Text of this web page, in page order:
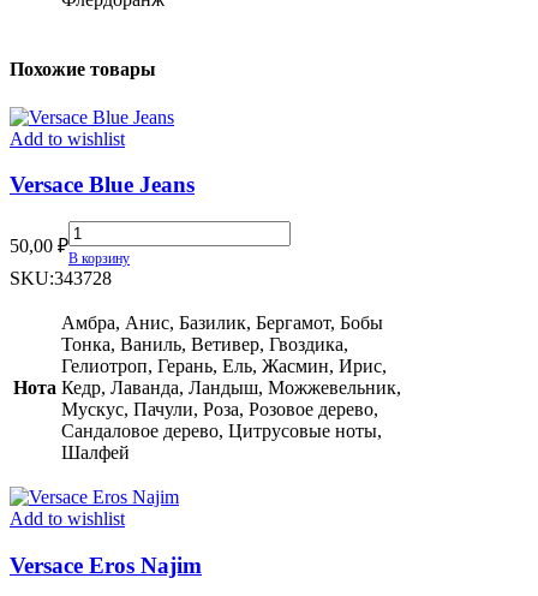
Похожие товары
Add to wishlist
Versace Blue Jeans
50,00 ₽
Versace
Blue
Jeans
В корзину
SKU:343728
Нота
Амбра, Анис, Базилик, Бергамот, Бобы
Тонка, Ваниль, Ветивер, Гвоздика,
Гелиотроп, Герань, Ель, Жасмин, Ирис,
Кедр, Лаванда, Ландыш, Можжевельник,
Мускус, Пачули, Роза, Розовое дерево,
Сандаловое дерево, Цитрусовые ноты,
Шалфей
Add to wishlist
Versace Eros Najim